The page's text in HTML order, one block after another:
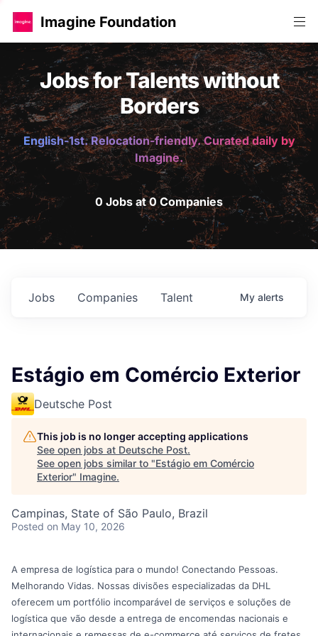
Imagine Foundation
Jobs for Talents without
Borders
English-1st. Relocation-friendly. Curated daily by
Imagine.
0 Jobs at 0 Companies
Jobs Companies Talent My alerts
Estágio em Comércio Exterior
Deutsche Post
This job is no longer accepting applications
See open jobs at Deutsche Post.
See open jobs similar to "Estágio em Comércio
Exterior" Imagine.
Campinas, State of São Paulo, Brazil
Posted on May 10, 2026
A empresa de logística para o mundo! Conectando Pessoas.
Melhorando Vidas. Nossas divisões especializadas da DHL
oferecem um portfólio incomparável de serviços e soluções de
logística que vão desde a entrega de encomendas nacionais e